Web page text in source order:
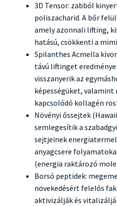
3D Tensor: zabból
poliszacharid. A bőr
amely azonnali lifting,
hatású, csökkenti a
Spilanthes Acmella
távú liftinget
visszanyerik az
képességüket,
kapcsolódó kollagén
Növényi őssejtek
semlegesítik a
sejtjeinek
anyagcsere
(energia raktározó
Borsó peptidek:
növekedésért felelős
aktivizálják és